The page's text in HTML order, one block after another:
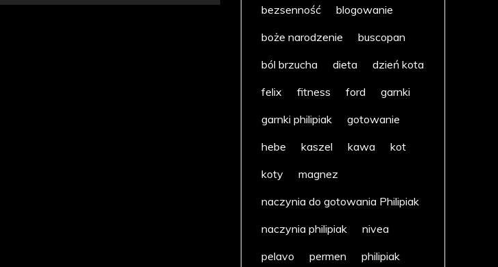
bezsenność
blogowanie
boże narodzenie
buscopan
ból brzucha
dieta
dzień kota
felix
fitness ford
garnki
garnki philipiak
gotowanie
hebe
kaszel kawa
kot
koty
magnez
naczynia do gotowania Philipiak
naczynia philipiak
nivea
pelavo
permen
philipiak